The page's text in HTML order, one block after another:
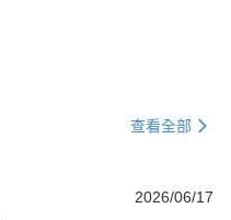
查看全部
2026/06/17